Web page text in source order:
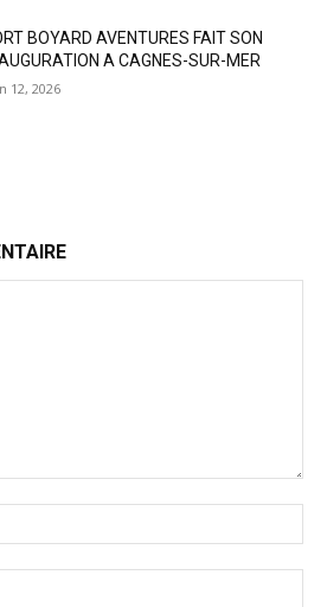
BOYARD AVENTURES FAIT SON
A CAGNES-SUR-MER
12, 2026
:*